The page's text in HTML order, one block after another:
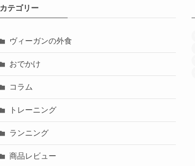
カテゴリー
ヴィーガンの外食
おでかけ
コラム
トレーニング
ランニング
商品レビュー